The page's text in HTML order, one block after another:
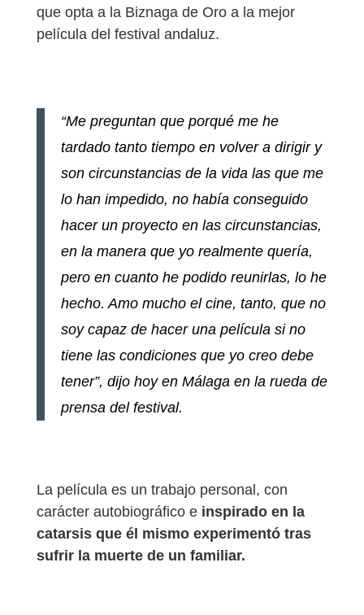
que opta a la Biznaga de Oro a la mejor
película del festival andaluz.
“Me preguntan que porqué me he
tardado tanto tiempo en volver a dirigir y
son circunstancias de la vida las que me
lo han impedido, no había conseguido
hacer un proyecto en las circunstancias,
en la manera que yo realmente quería,
pero en cuanto he podido reunirlas, lo he
hecho. Amo mucho el cine, tanto, que no
soy capaz de hacer una película si no
tiene las condiciones que yo creo debe
tener”, dijo hoy en Málaga en la rueda de
prensa del festival.
La película es un trabajo personal, con
carácter autobiográfico e inspirado en la
catarsis que él mismo experimentó tras
sufrir la muerte de un familiar.